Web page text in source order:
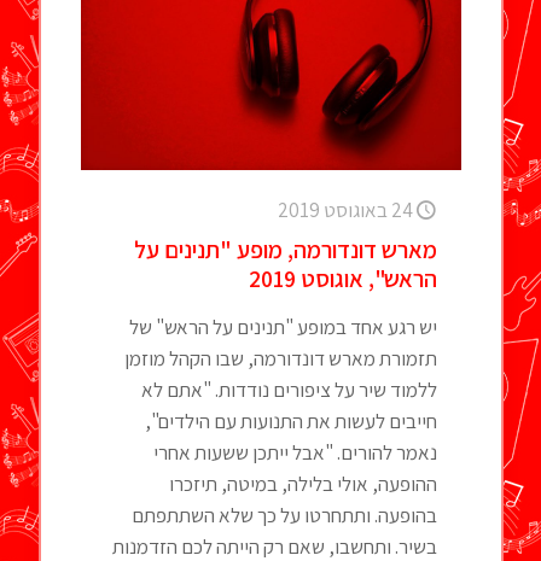
24 באוגוסט 2019
מארש דונדורמה, מופע "תנינים על
הראש", אוגוסט 2019
יש רגע אחד במופע "תנינים על הראש" של
תזמורת מארש דונדורמה, שבו הקהל מוזמן
ללמוד שיר על ציפורים נודדות. "אתם לא
חייבים לעשות את התנועות עם הילדים",
נאמר להורים. "אבל ייתכן ששעות אחרי
ההופעה, אולי בלילה, במיטה, תיזכרו
בהופעה. ותתחרטו על כך שלא השתתפתם
בשיר. ותחשבו, שאם רק הייתה לכם הזדמנות